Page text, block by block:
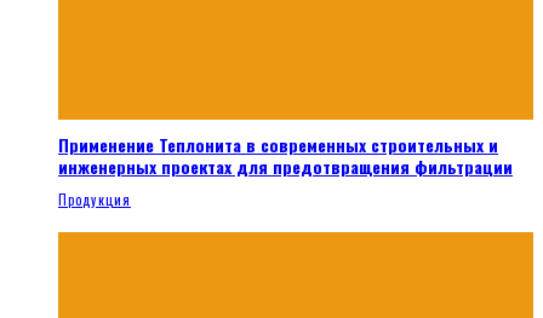
Применение Теплонита в современных строительных и
инженерных проектах для предотвращения фильтрации
Продукция